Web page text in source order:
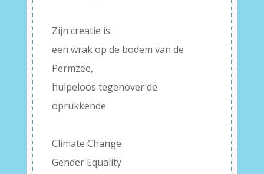
Zijn creatie is
een wrak op de bodem van de
Permzee,
hulpeloos tegenover de
oprukkende
Climate Change
Gender Equality